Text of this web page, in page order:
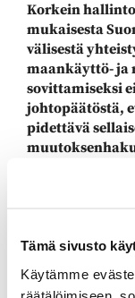
Tämä sivusto
Käytämme
räätälöimiseen,
Korkein
mukaisesta
välisestä
maankäyttö- ja
sovittamiseksi
johtopäätöstä,
pidettävä
valittaa
yleiskaavan
hallinto-